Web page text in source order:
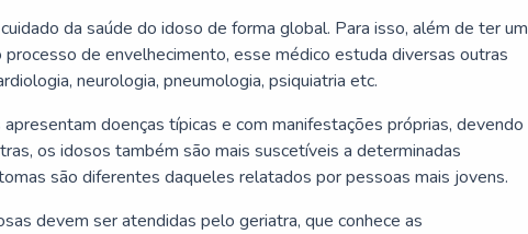
da saúde do idoso de forma global. Para isso, além de ter um
de envelhecimento, esse médico estuda diversas outras
neurologia, pneumologia, psiquiatria etc.
doenças típicas e com manifestações próprias, devendo
os idosos também são mais suscetíveis a determinadas
são diferentes daqueles relatados por pessoas mais jovens.
devem ser atendidas pelo geriatra, que conhece as